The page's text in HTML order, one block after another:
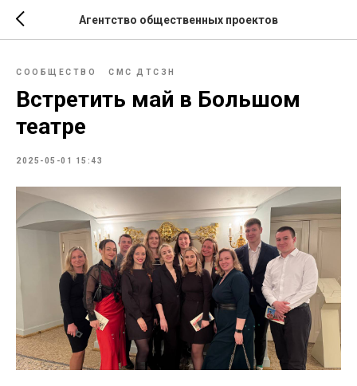
Агентство общественных проектов
СООБЩЕСТВО СМС ДТСЗН
Встретить май в Большом
театре
2025-05-01 15:43